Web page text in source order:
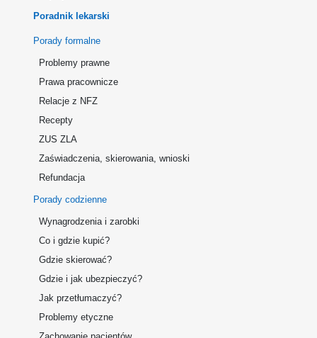
Poradnik lekarski
Porady formalne
Problemy prawne
Prawa pracownicze
Relacje z NFZ
Recepty
ZUS ZLA
Zaświadczenia, skierowania, wnioski
Refundacja
Porady codzienne
Wynagrodzenia i zarobki
Co i gdzie kupić?
Gdzie skierować?
Gdzie i jak ubezpieczyć?
Jak przetłumaczyć?
Problemy etyczne